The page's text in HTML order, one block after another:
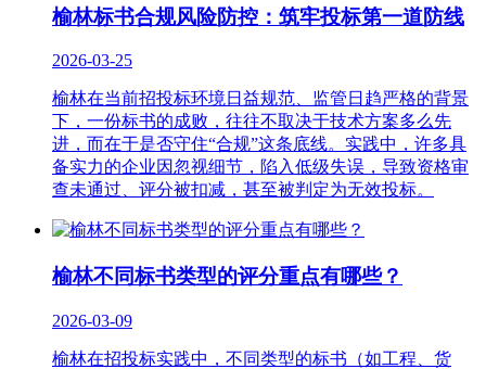
榆林标书合规风险防控：筑牢投标第一道防线
2026-03-25
榆林在当前招投标环境日益规范、监管日趋严格的背景
下，一份标书的成败，往往不取决于技术方案多么先
进，而在于是否守住“合规”这条底线。实践中，许多具
备实力的企业因忽视细节，陷入低级失误，导致资格审
查未通过、评分被扣减，甚至被判定为无效投标。
榆林不同标书类型的评分重点有哪些？
2026-03-09
榆林在招投标实践中，不同类型的标书（如工程、货